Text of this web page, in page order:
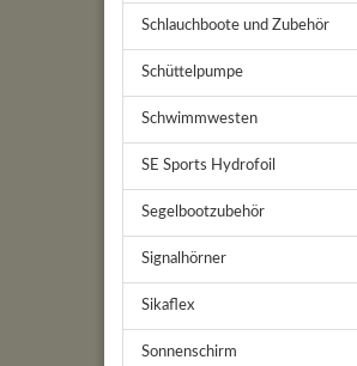
Schlauchboote und Zubehör
Schüttelpumpe
Schwimmwesten
SE Sports Hydrofoil
Segelbootzubehör
Signalhörner
Sikaflex
Sonnenschirm